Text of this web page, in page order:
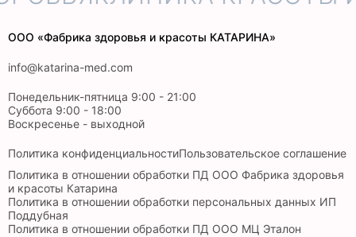
ООО «Фабрика здоровья и красоты КАТАРИНА»
info@katarina-med.com
Понедельник-пятница 9:00 - 21:00
Суббота 9:00 - 18:00
Воскресенье - выходной
Политика конфиденциальностиПользовательское соглашение
Политика в отношении обработки ПД ООО Фабрика здоровья
и красоты Катарина
Политика в отношении обработки персональных данных ИП
Поддубная
Политика в отношении обработки ПД ООО МЦ Эталон